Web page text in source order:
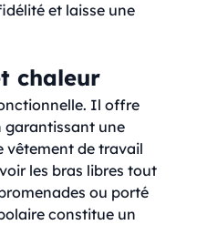
et laisse une
chaleur
Il offre
garantissant une
vêtement de travail
les bras libres tout
ou porté
constitue un